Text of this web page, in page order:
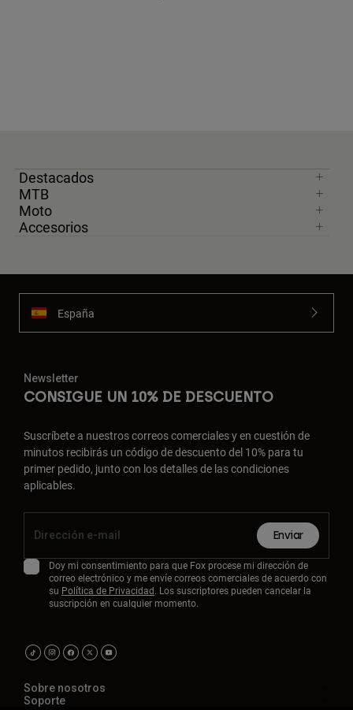
Destacados
MTB
Moto
Accesorios
España
Newsletter
CONSIGUE UN 10% DE DESCUENTO
Suscríbete a nuestros correos comerciales y en cuestión de
minutos recibirás un código de descuento del 10% para tu
primer pedido, junto con los detalles de las condiciones
aplicables.
Enviar
Doy mi consentimiento para que Fox procese mi dirección de
correo electrónico y me envíe correos comerciales de acuerdo con
su Política de Privacidad. Los suscriptores pueden cancelar la
suscripción en cualquier momento.
Sobre nosotros
Soporte